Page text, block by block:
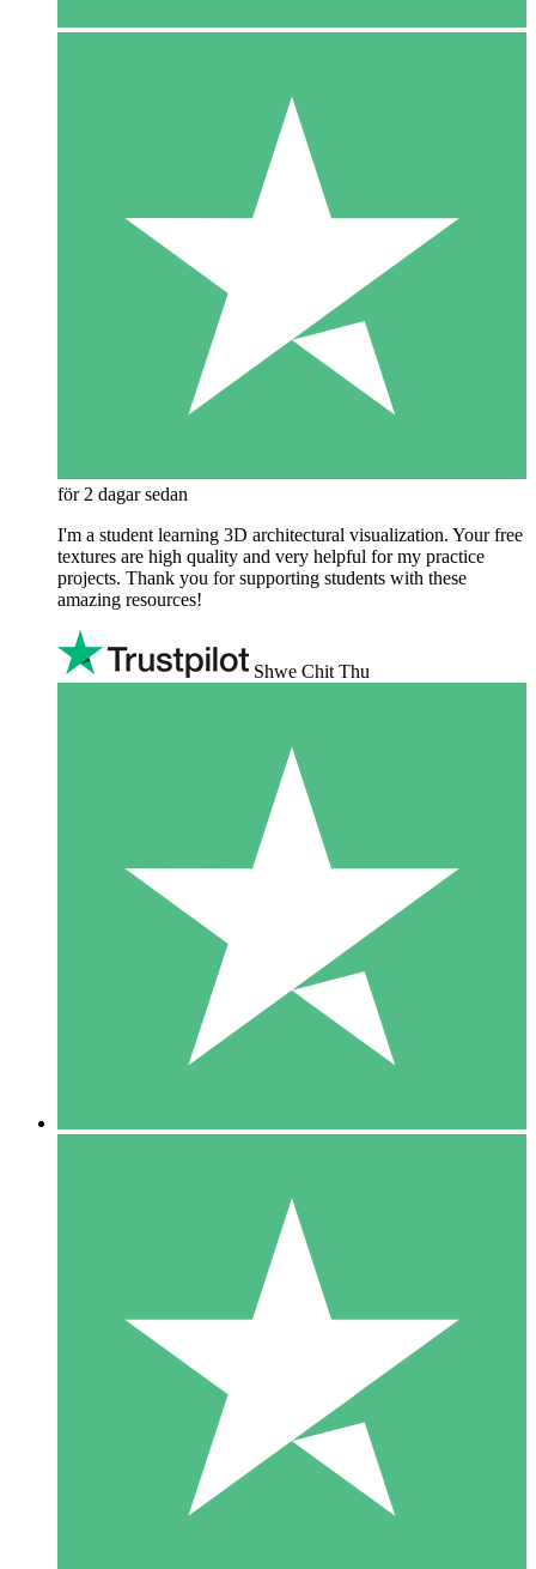
för 2 dagar sedan
I'm a student learning 3D architectural visualization. Your free
textures are high quality and very helpful for my practice
projects. Thank you for supporting students with these
amazing resources!
Shwe Chit Thu